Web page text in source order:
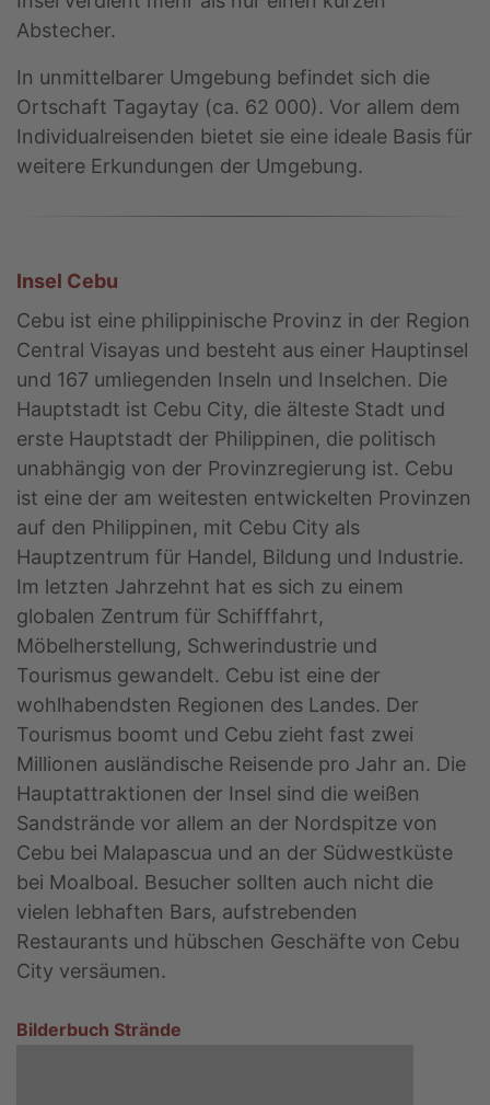
Abstecher.
In unmittelbarer Umgebung befindet sich die
Ortschaft Tagaytay (ca. 62 000). Vor allem dem
Individualreisenden bietet sie eine ideale Basis für
weitere Erkundungen der Umgebung.
Insel Cebu
Cebu ist eine philippinische Provinz in der Region
Central Visayas und besteht aus einer Hauptinsel
und 167 umliegenden Inseln und Inselchen. Die
Hauptstadt ist Cebu City, die älteste Stadt und
erste Hauptstadt der Philippinen, die politisch
unabhängig von der Provinzregierung ist. Cebu
ist eine der am weitesten entwickelten Provinzen
auf den Philippinen, mit Cebu City als
Hauptzentrum für Handel, Bildung und Industrie.
Im letzten Jahrzehnt hat es sich zu einem
globalen Zentrum für Schifffahrt,
Möbelherstellung, Schwerindustrie und
Tourismus gewandelt. Cebu ist eine der
wohlhabendsten Regionen des Landes. Der
Tourismus boomt und Cebu zieht fast zwei
Millionen ausländische Reisende pro Jahr an. Die
Hauptattraktionen der Insel sind die weißen
Sandstrände vor allem an der Nordspitze von
Cebu bei Malapascua und an der Südwestküste
bei Moalboal. Besucher sollten auch nicht die
vielen lebhaften Bars, aufstrebenden
Restaurants und hübschen Geschäfte von Cebu
City versäumen.
Bilderbuch Strände